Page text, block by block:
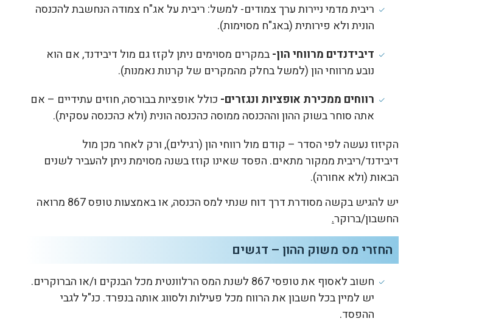
ריבית מדמי ניירות ערך צמודים- למשל: ריבית על אג"ח צמודה הנחשבת להכנסה
הונית ולא פירותית (באג"ח מסוימות).
דיבידנדים מרווחי הון-במקרים מסוימים ניתן לקזז גם מול דיבידנד, אם הוא
נובע מרווחי הון (למשל בחלק מהמקרים של קרנות נאמנות).
רווחים ממכירת אופציות ונגזרים- כולל אופציות בבורסה, חוזים עתידיים – אם
אתה סוחר בשוק ההון וההכנסה ממוסה כהכנסה הונית (ולא כהכנסה עסקית).
הקיזוז נעשה לפי הסדר – קודם מול רווחי הון (רגילים), ורק לאחר מכן מול
דיבידנד/ריבית ממקור מתאים. הפסד שאינו קוזז בשנה מסוימת ניתן להעביר לשנים
הבאות (ולא אחורה).
יש להגיש בקשה מסודרת דרך דוח שנתי למס הכנסה, או באמצעות טופס 867 מרואה
החשבון/ברוקר.
החזרי מס משוק ההון – דגשים
חשוב לאסוף את טופסי 867 לשנת המס הרלוונטית מכל הבנקים ו/או הברוקרים.
יש למיין בכל חשבון את הרווח מכל פעילות ולסווג אותה בנפרד. כנ"ל לגבי
ההפסד.